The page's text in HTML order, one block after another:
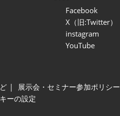
Facebook
X（旧:Twitter）
instagram
YouTube
展示会・セミナー参加ポリシー
ーの設定